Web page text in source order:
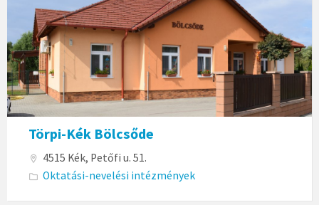
Törpi-Kék Bölcsőde
4515 Kék, Petőfi u. 51.
Oktatási-nevelési intézmények